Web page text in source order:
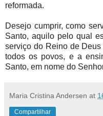
reformada.
Desejo cumprir, como
Santo, aquilo pelo qual
serviço do Reino de
todos os povos, e a
Santo, em nome do
Maria Cristina Andersen at
Compartilhar